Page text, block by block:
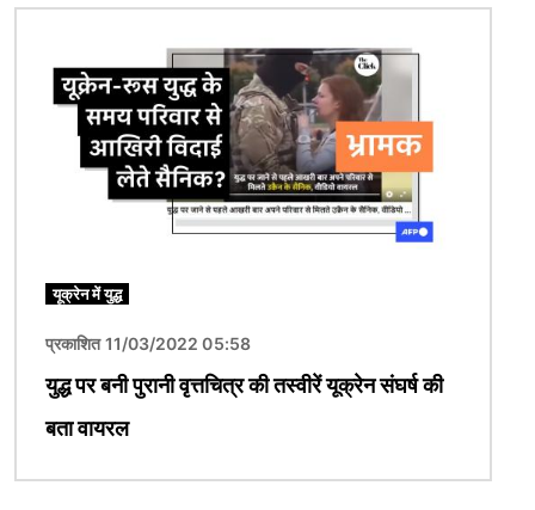
यूक्रेन में युद्ध
प्रकाशित 11/03/2022 05:58
युद्ध पर बनी पुरानी वृत्तचित्र की तस्वीरें यूक्रेन संघर्ष की
बता वायरल